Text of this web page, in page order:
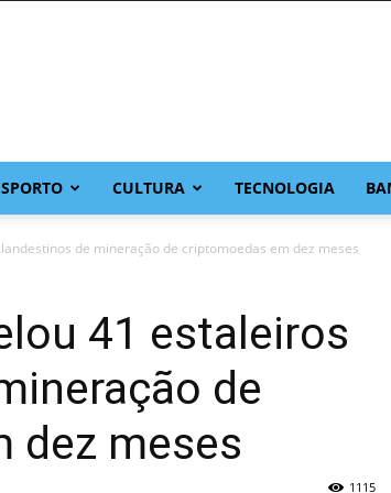
CULTURA TECNOLOGIA
de mineração de criptomoedas em dez meses
41 estaleiros
de
dez meses
1115